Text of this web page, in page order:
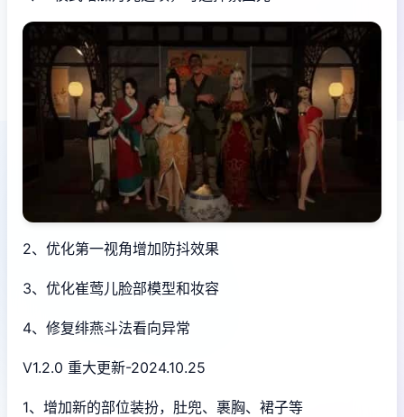
2、优化第一视角增加防抖效果
3、优化崔莺儿脸部模型和妆容
4、修复绯燕斗法看向异常
V1.2.0 重大更新-2024.10.25
1、增加新的部位装扮，肚兜、裹胸、裙子等